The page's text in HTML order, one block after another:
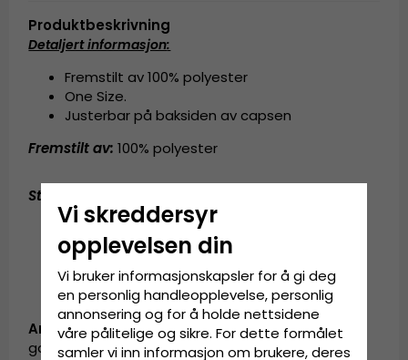
Produktbeskrivning
Detaljert informasjon:
Fremstilt av 100% polyester
One Size.
Justerbar på baksiden av capsen
Fremstilt av: 100% polyester
Størrelsesguide
Artikkel-ID:
garda.cap.trucker.wild-white/red
Vi skreddersyr
opplevelsen din
Vi bruker informasjonskapsler for å gi deg
en personlig handleopplevelse, personlig
annonsering og for å holde nettsidene
våre pålitelige og sikre. For dette formålet
samler vi inn informasjon om brukere, deres